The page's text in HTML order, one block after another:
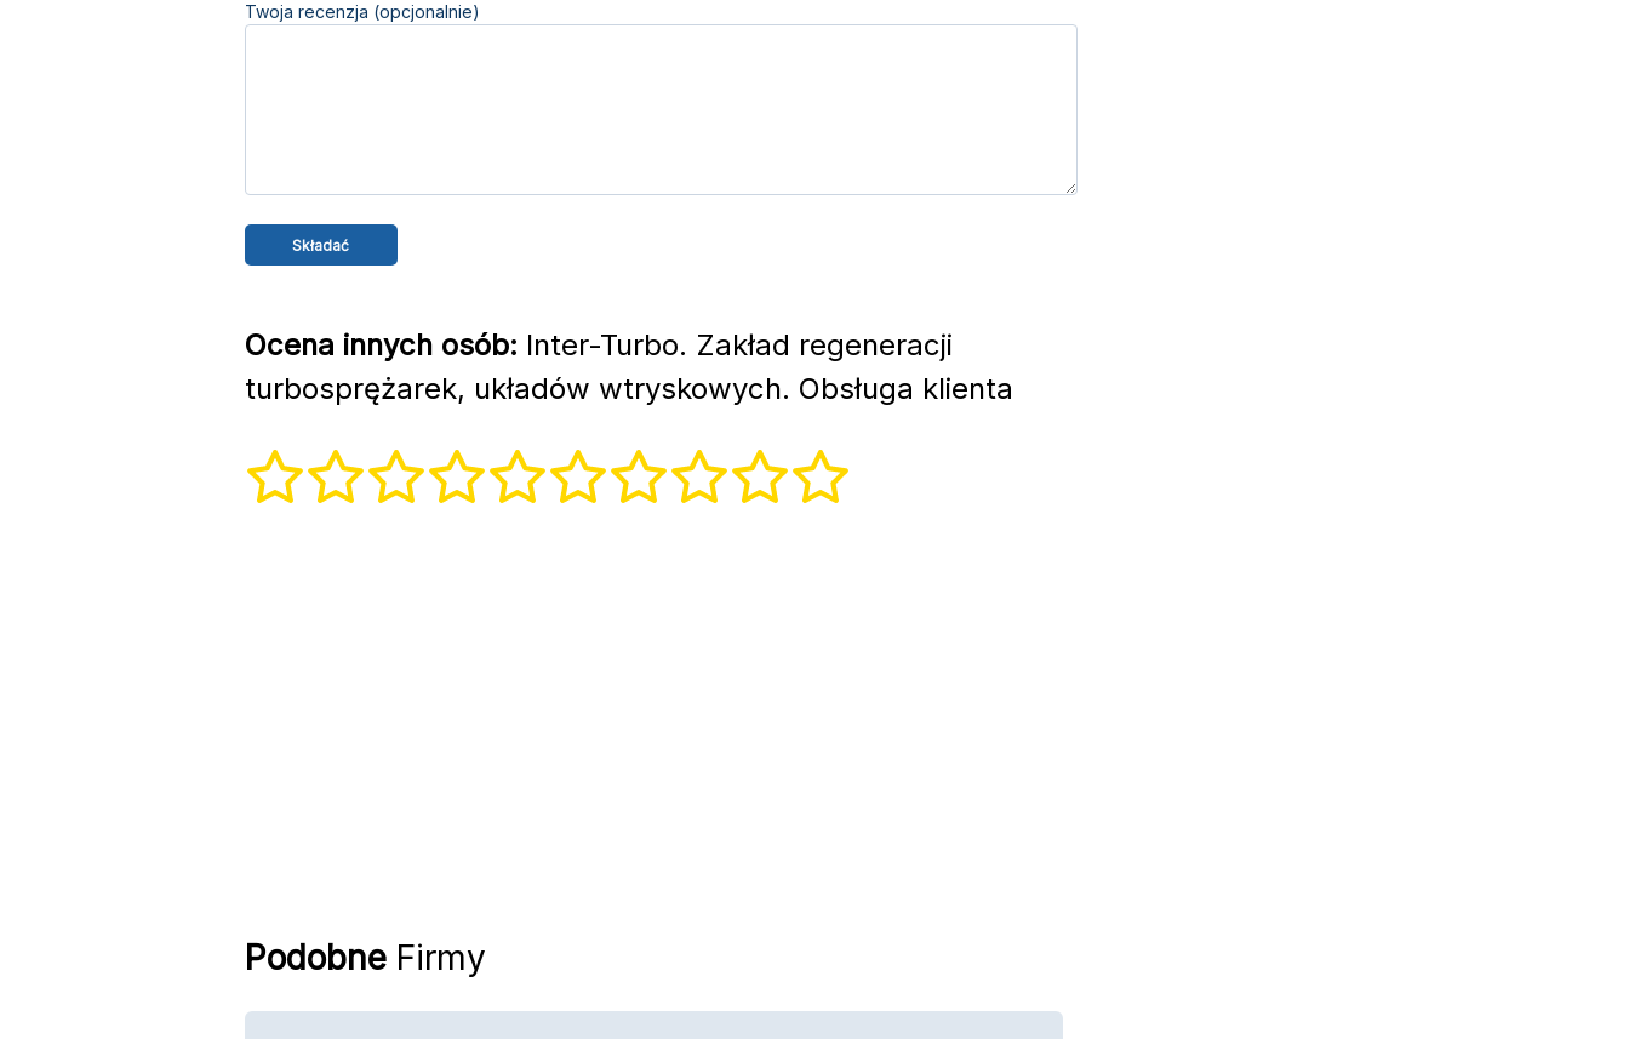
Twoja recenzja (opcjonalnie)
Ocena innych osób: Inter-Turbo. Zakład regeneracji
turbosprężarek, układów wtryskowych. Obsługa klienta
PodobneFirmy